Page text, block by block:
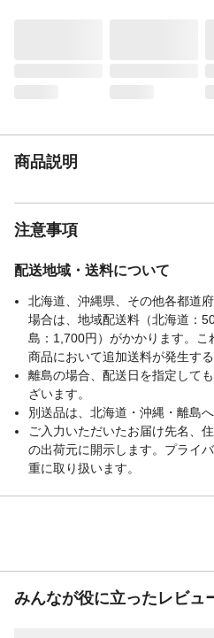
商品説明
注意事項
配送地域・送料について
北海道、沖縄県、その他各都道
場合は、地域配送料（北海道：
島：1,700円）がかかります。
商品において追加送料が発生す
離島の場合、配送日を指定して
ざいます。
別送品は、北海道・沖縄・離島
ご入力いただいたお届け先名、
の出荷元に開示します。プライ
重に取り扱います。
みんなが役に立ったレビュ